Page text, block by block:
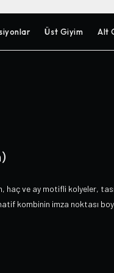
Üst Giyim Alt
ve ay motifli kolyeler,
kombinin imza noktası